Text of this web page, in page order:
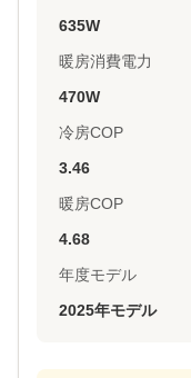
635W
暖房消費電力
470W
冷房COP
3.46
暖房COP
4.68
年度モデル
2025年モデル